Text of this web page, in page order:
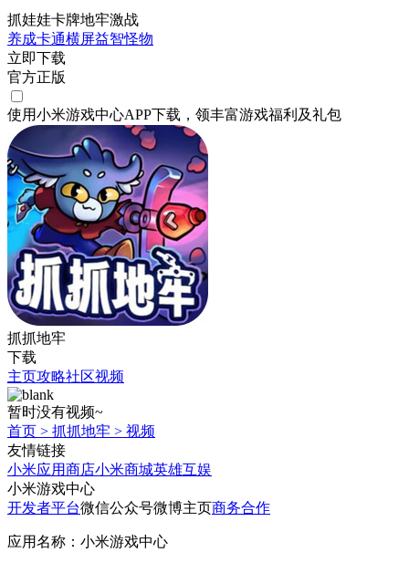
抓娃娃卡牌地牢激战
养成卡通横屏益智怪物
立即下载
官方正版
使用小米游戏中心APP下载 ，领丰富游戏福利 及礼包
抓抓地牢
下载
主页攻略社区视频
暂时没有视频~
首页 > 抓抓地牢 > 视频
友情链接
小米应用商店小米商城英雄互娱
小米游戏中心
开发者平台微信公众号微博主页商务合作
应用名称：小米游戏中心